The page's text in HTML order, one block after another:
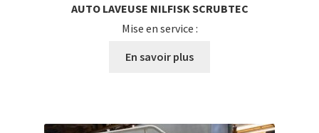
AUTO LAVEUSE NILFISK SCRUBTEC
Mise en service :
En savoir plus